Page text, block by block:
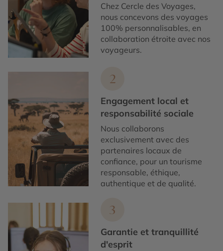
Chez Cercle des Voyages,
nous concevons des voyages
100% personnalisables, en
collaboration étroite avec nos
voyageurs.
2
Engagement local et
responsabilité sociale
Nous collaborons
exclusivement avec des
partenaires locaux de
confiance, pour un tourisme
responsable, éthique,
authentique et de qualité.
3
Garantie et tranquillité
d'esprit